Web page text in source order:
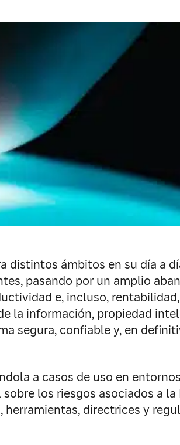
distintos ámbitos en su día a
pasando por un amplio
e, incluso,
la información, propiedad
segura, confiable y, en
a casos de uso en
los riesgos asociados a la
directrices y